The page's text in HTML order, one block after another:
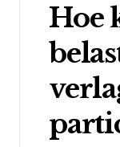
Hoe